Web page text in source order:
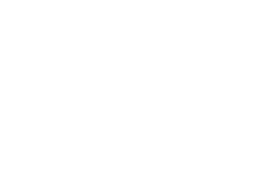
عوالم منصورة عز